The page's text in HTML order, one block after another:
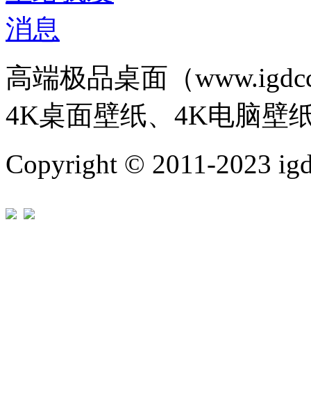
高端极品桌面（
4K桌面壁纸、4K电脑壁
Copyright © 2011-2023